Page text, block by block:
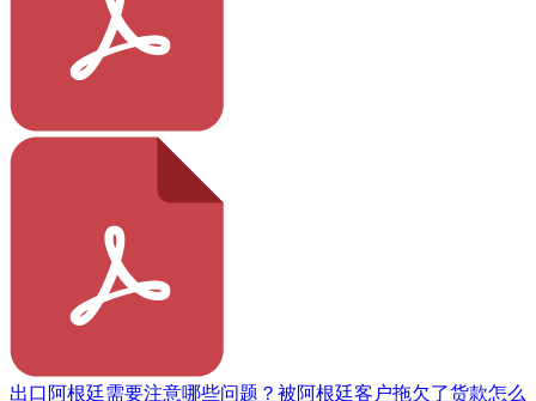
出口阿根廷需要注意哪些问题？被阿根廷客户拖欠了货款怎么